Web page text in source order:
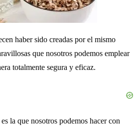
haber sido creadas por el mismo
que nosotros podemos emplear
totalmente segura y eficaz.
la que nosotros podemos hacer con